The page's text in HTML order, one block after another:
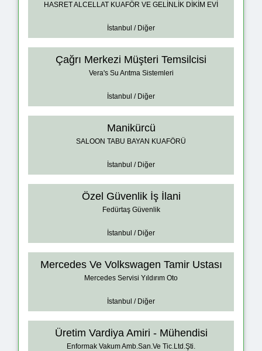
HASRET ALCELLAT KUAFÖR VE GELİNLİK DİKİM EVİ
İstanbul / Diğer
Çağrı Merkezi Müşteri Temsilcisi
Vera's Su Arıtma Sistemleri
İstanbul / Diğer
Manikürcü
SALOON TABU BAYAN KUAFÖRÜ
İstanbul / Diğer
Özel Güvenlik İş İlani
Fedürtaş Güvenlik
İstanbul / Diğer
Mercedes Ve Volkswagen Tamir Ustası
Mercedes Servisi Yıldırım Oto
İstanbul / Diğer
Üretim Vardiya Amiri - Mühendisi
Enformak Vakum Amb.San.Ve Tic.Ltd.Şti.